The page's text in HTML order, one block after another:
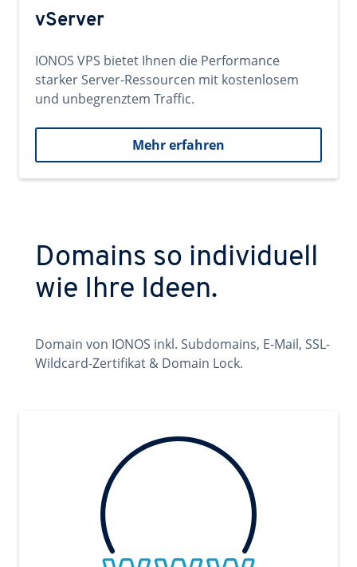
vServer
IONOS VPS bietet Ihnen die Performance
starker Server-Ressourcen mit kostenlosem
und unbegrenztem Traffic.
Mehr erfahren
Domains so individuell
wie Ihre Ideen.
Domain von IONOS inkl. Subdomains, E-Mail, SSL-
Wildcard-Zertifikat & Domain Lock.